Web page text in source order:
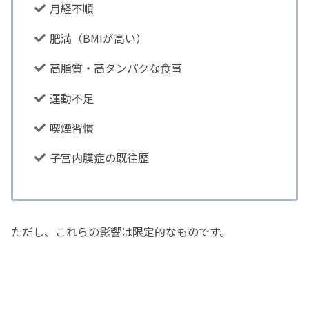
月経不順
肥満（BMIが高い）
高脂質・高タンパクな食事
運動不足
喫煙習慣
子宮内膜症の既往歴
ただし、これらの影響は限定的なものです。